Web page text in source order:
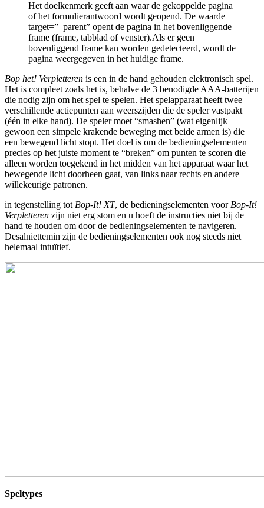
Het doelkenmerk geeft aan waar de gekoppelde pagina
of het formulierantwoord wordt geopend. De waarde
target=”_parent” opent de pagina in het bovenliggende
frame (frame, tabblad of venster).Als er geen
bovenliggend frame kan worden gedetecteerd, wordt de
pagina weergegeven in het huidige frame.
Bop het! Verpletteren is een in de hand gehouden elektronisch spel.
Het is compleet zoals het is, behalve de 3 benodigde AAA-batterijen
die nodig zijn om het spel te spelen. Het spelapparaat heeft twee
verschillende actiepunten aan weerszijden die de speler vastpakt
(één in elke hand). De speler moet “smashen” (wat eigenlijk
gewoon een simpele krakende beweging met beide armen is) die
een bewegend licht stopt. Het doel is om de bedieningselementen
precies op het juiste moment te “breken” om punten te scoren die
alleen worden toegekend in het midden van het apparaat waar het
bewegende licht doorheen gaat, van links naar rechts en andere
willekeurige patronen.
in tegenstelling totBop-It! XT, de bedieningselementen voorBop-It!
Verpletteren zijn niet erg stom en u hoeft de instructies niet bij de
hand te houden om door de bedieningselementen te navigeren.
Desalniettemin zijn de bedieningselementen ook nog steeds niet
helemaal intuïtief.
Speltypes